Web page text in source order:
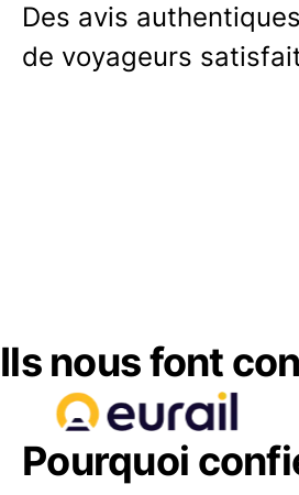
Des avis
de voyageurs
Ils nous font
Pourquoi